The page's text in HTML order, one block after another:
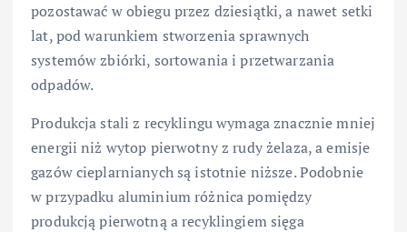
pozostawać w obiegu przez dziesiątki, a nawet setki
lat, pod warunkiem stworzenia sprawnych
systemów zbiórki, sortowania i przetwarzania
odpadów.
Produkcja stali z recyklingu wymaga znacznie mniej
energii niż wytop pierwotny z rudy żelaza, a emisje
gazów cieplarnianych są istotnie niższe. Podobnie
w przypadku aluminium różnica pomiędzy
produkcją pierwotną a recyklingiem sięga